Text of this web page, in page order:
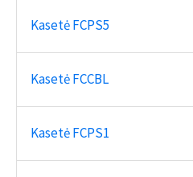
Kasetė FCPS5
Kasetė FCCBL
Kasetė FCPS1